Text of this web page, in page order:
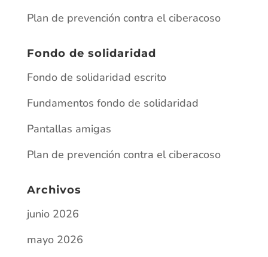
Plan de prevención contra el ciberacoso
Fondo de solidaridad
Fondo de solidaridad escrito
Fundamentos fondo de solidaridad
Pantallas amigas
Plan de prevención contra el ciberacoso
Archivos
junio 2026
mayo 2026